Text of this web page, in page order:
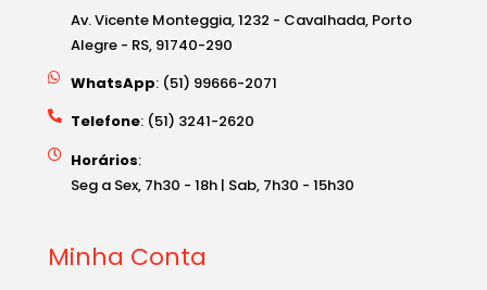
Av. Vicente Monteggia, 1232 - Cavalhada, Porto
Alegre - RS, 91740-290
Seg a Sex, 7h30 - 18h | Sab, 7h30 - 15h30
Minha Conta